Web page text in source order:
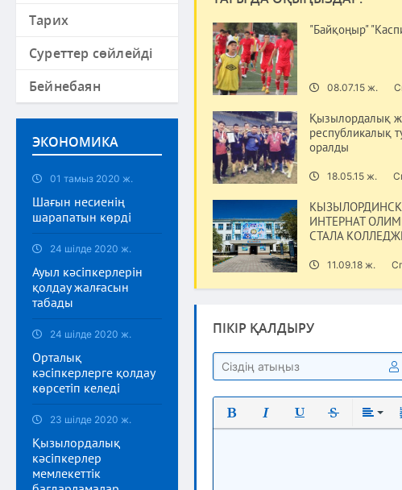
Тарих
Суреттер сөйлейді
Бейнебаян
ЭКОНОМИКА
01 тамыз 2020 ж.
Шағын несиенің
шарапатын көрді
24 шілде 2020 ж.
Ауыл кәсіпкерлерін
қолдау жалғасын
табады
24 шілде 2020 ж.
Орталық
кәсіпкерлерге қолдау
көрсетіп келеді
23 шілде 2020 ж.
Қызылордалық
кәсіпкерлер
мемлекеттік
"Байқоңыр"
08.07.15 ж.
Қызылордалық
республикалық
оралды
18.05.15 ж.
ИНТЕРНАТ
СТАЛА
11.09.18 ж.
ПІКІР ҚАЛДЫРУ
Полужирный
КурсивПодчеркнутый
Зачеркнутый